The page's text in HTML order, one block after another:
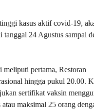
kasus aktif covid-19,
24 Agustus sampai
pertama, Restoran
hingga pukul 20.00.
sertifikat vaksin
maksimal 25 orang